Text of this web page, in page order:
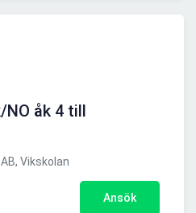
åk 4 till
Vikskolan
Ansök